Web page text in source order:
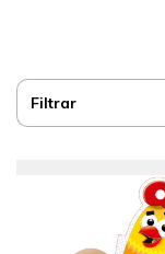
Filtrar